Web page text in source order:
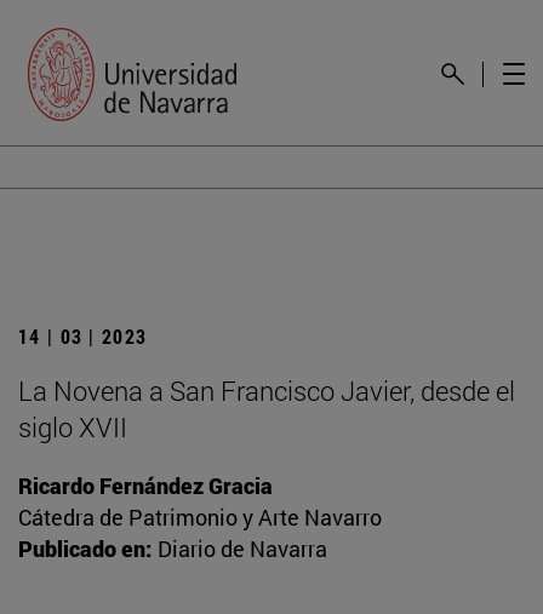
14 | 03 | 2023
La Novena a San Francisco Javier, desde el
siglo XVII
Ricardo Fernández Gracia
Cátedra de Patrimonio y Arte Navarro
Publicado en: Diario de Navarra